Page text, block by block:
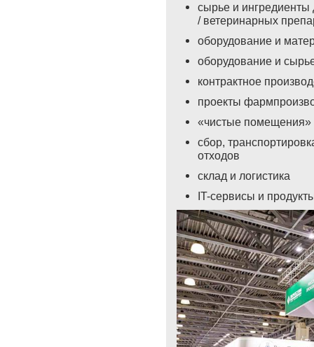
сырье и ингредиенты
/ ветеринарных
оборудование и
оборудование и
контрактное
проекты
«чистые помещения»
сбор,
отходов
склад и логистика
IT-cервисы и